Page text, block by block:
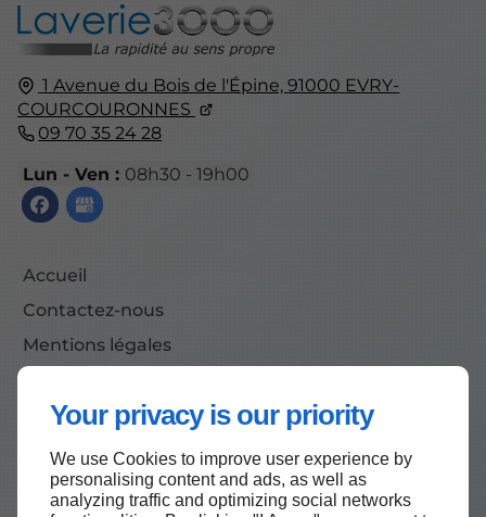
Your privacy is our priority
We use Cookies to improve user experience by
personalising content and ads, as well as
analyzing traffic and optimizing social networks
1 Avenue du Bois de l'Épine,91000 EVRY-
COURCOURONNES
09 70 35 24 28
Lun - Ven : 08h30 - 19h00
Accueil
Contactez-nous
Mentions légales
Haut de page